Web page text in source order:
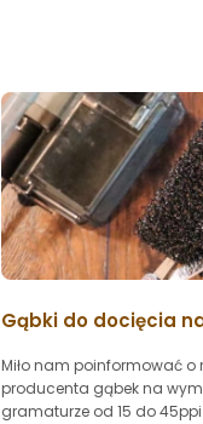
Gąbki do docięcia
Miło nam poinformować o
producenta gąbek na
gramaturze od 15 do 45ppi